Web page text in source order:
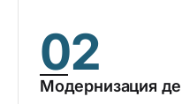
02
Модернизация